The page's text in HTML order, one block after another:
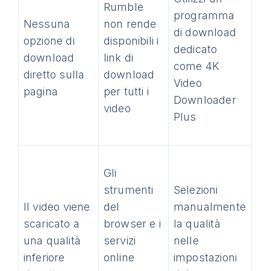
Nessuna
opzione di
download
diretto sulla
pagina
Rumble
non rende
disponibili i
link di
download
per tutti i
video
programma
di download
dedicato
come 4K
Video
Downloader
Plus
Il video viene
scaricato a
una qualità
inferiore
Gli
strumenti
del
browser e i
servizi
online
Selezioni
manualmente
la qualità
nelle
impostazioni